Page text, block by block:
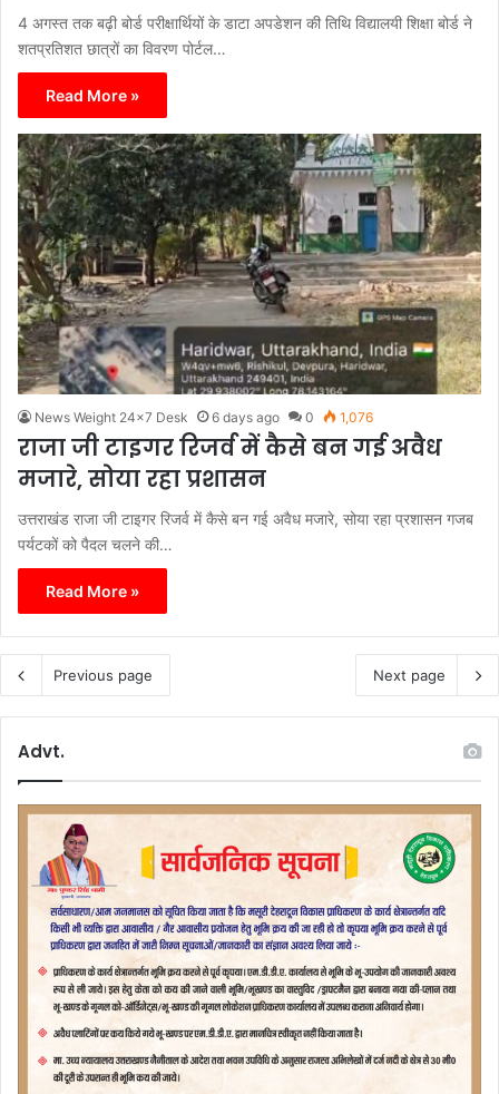
4 अगस्त तक बढ़ी बोर्ड परीक्षार्थियों के डाटा अपडेशन की तिथि विद्यालयी शिक्षा बोर्ड ने
शतप्रतिशत छात्रों का विवरण पोर्टल…
Read More »
News Weight 24x7 Desk 6 days ago 0 1,076
राजा जी टाइगर रिजर्व में कैसे बन गई अवैध
मजारे, सोया रहा प्रशासन
उत्तराखंड राजा जी टाइगर रिजर्व में कैसे बन गई अवैध मजारे, सोया रहा प्रशासन गजब
पर्यटकों को पैदल चलने की…
Read More »
Previous page Next page
Advt.